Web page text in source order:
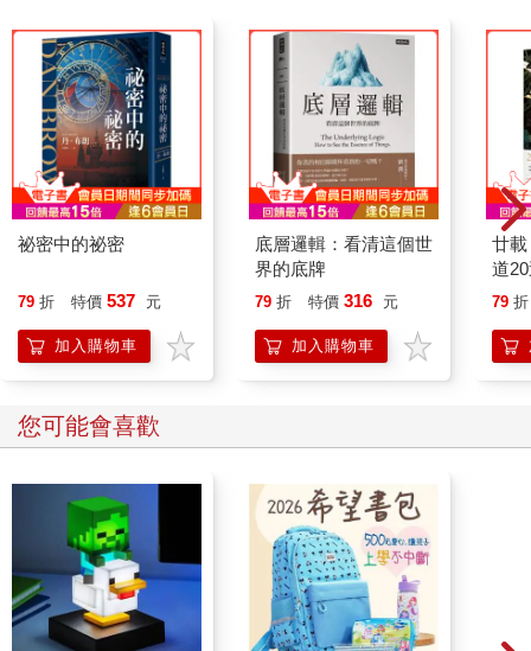
祕密中的祕密
79 折 特價 537 元
加入購物車
底層邏輯：看清這個世
界的底牌
79 折 特價 316 元
加入購物車
廿
道
79 折
您可能會喜歡